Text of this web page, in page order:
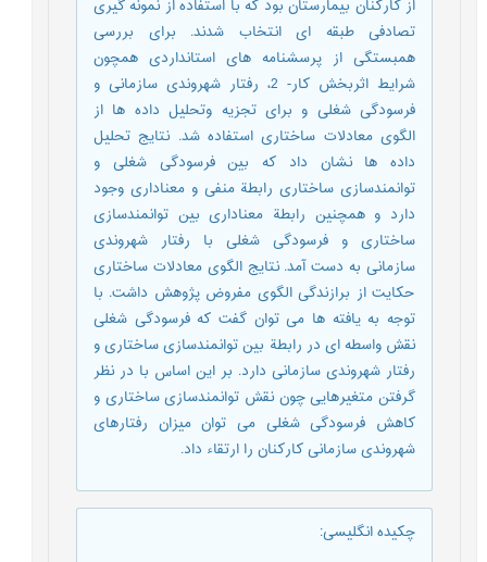
از کارکنان بیمارستان بود که با استفاده از نمونه گیری
تصادفی طبقه ای انتخاب شدند. برای بررسی
همبستگی از پرسشنامه های استانداردی همچون
شرایط اثربخش کار- 2، رفتار شهروندی سازمانی و
فرسودگی شغلی و برای تجزیه وتحلیل داده ها از
الگوی معادلات ساختاری استفاده شد. نتایج تحلیل
داده ها نشان داد که بین فرسودگی شغلی و
توانمندسازی ساختاری رابطة منفی و معناداری وجود
دارد و همچنین رابطة معناداری بین توانمندسازی
ساختاری و فرسودگی شغلی با رفتار شهروندی
سازمانی به دست آمد. نتایج الگوی معادلات ساختاری
حکایت از برازندگی الگوی مفروض پژوهش داشت. با
توجه به یافته ها می توان گفت که فرسودگی شغلی
نقش واسطه ای در رابطة بین توانمندسازی ساختاری و
رفتار شهروندی سازمانی دارد. بر این اساس با در نظر
گرفتن متغیرهایی چون نقش توانمندسازی ساختاری و
کاهش فرسودگی شغلی می توان میزان رفتارهای
شهروندی سازمانی کارکنان را ارتقاء داد.
چکیده انگلیسی: